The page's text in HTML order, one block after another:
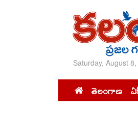
Saturday, August
తెలంగాణ